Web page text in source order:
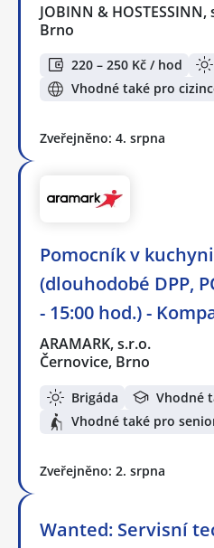
JOBINN & HOSTESSINN,
Brno
220 – 250 Kč / hod
Vhodné také pro
Zveřejněno: 4. srpna
Pomocník v kuchyni
(dlouhodobé DPP,
- 15:00 hod.) -
ARAMARK, s.r.o.
Černovice, Brno
Brigáda
Vhodné
Vhodné také pro
Zveřejněno: 2. srpna
Wanted: Servisní